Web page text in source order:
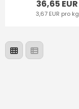
36,65 EUR
3,67 EUR pro kg